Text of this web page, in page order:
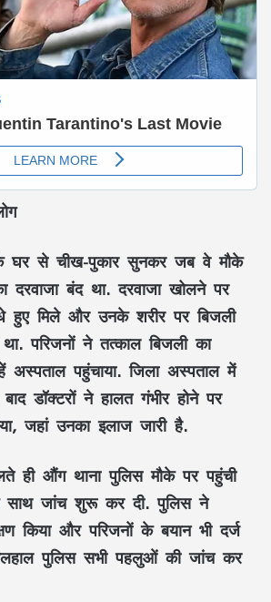
घर से चीख-पुकार सुनकर जब वे मौके
बंद था. दरवाजा खोलने पर
हुए मिले और उनके शरीर पर बिजली
परिजनों ने तत्काल बिजली का
पहुंचाया. जिला अस्पताल में
डॉक्टरों ने हालत गंभीर होने पर
जहां उनका इलाज जारी है.
ही औंग थाना पुलिस मौके पर पहुंची
साथ जांच शुरू कर दी. पुलिस ने
किया और परिजनों के बयान भी दर्ज
पुलिस सभी पहलुओं की जांच कर